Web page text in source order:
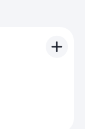
проект
заданием.